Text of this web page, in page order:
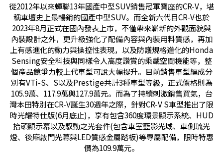
從2012年以來蟬聯13年國產中型SUV銷售冠軍寶座的CR-V，堪
稱車壇史上最暢銷的國產中型SUV。而全新六代目CR-V也於
2023年8月正式在國內發表上市，不僅帶來嶄新的外觀面貌與
內裝設計之外，更升級強化了配備內容與內裝用料質感，再加
上有感進化的動力與操控性表現，以及防護規格進化的Honda
Sensing安全科技與同樣令人高度讚賞的乘載空間機能等，整
個產品競爭力較上代車型可說大幅提升。目前銷售車型編成分
別有VTi-S、S以及Prestige共計3種車型等級，正式價格則為
105.9萬、117.9萬與127.9萬元。而為了持續刺激銷售買氣，台
灣本田特別在CR-V誕生30週年之際，針對CR-V S車型推出了限
時光耀特仕版(6月底止)，享有包含360度環景顯示系統、HUD
抬頭顯示幕以及馭動之光套件(包含車室藍影光域、車側琉光
燈、後廂啟門光幕與LED質感金屬踏板)等專屬配備，限時特惠
價為109.9萬元。